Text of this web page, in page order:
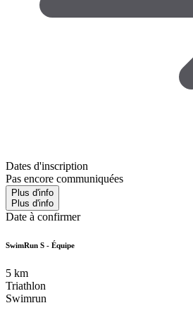
Dates d'inscription
Pas encore communiquées
Plus d'info
Plus d'info
Date à confirmer
SwimRun S - Équipe
5 km
Triathlon
Swimrun